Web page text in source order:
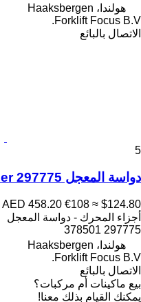
هولندا، Haaksbergen
Forklift Focus B.V.
الاتصال بالبائع
5
دواسة المعجل Wagner 297775 لـ شاحنة الوصول Still FM 20
AED 458.20 €108 ≈ $124.80
أجزاء المحرك - دواسة المعجل
297775 378501
هولندا، Haaksbergen
Forklift Focus B.V.
الاتصال بالبائع
بيع ماكينات أم مركبات؟
يمكنك القيام بذلك معنا!